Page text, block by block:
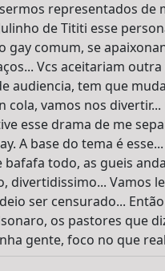
representados
de Tititi esse
gay comum, se
Vcs aceitariam
audiencia, tem que
cola, vamos nos
esse drama de me
A base do tema é
bafafa todo, as gueis
divertidissimo... Vamos
ser censurado...
os pastores que
gente, foco no que